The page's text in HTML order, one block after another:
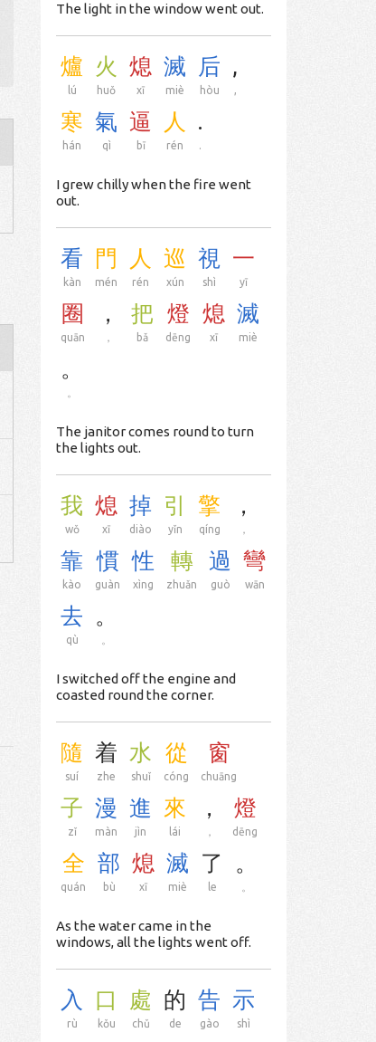
The light in the window went out.
爐
lú
火
huǒ
熄
xī
滅
miè
后
hòu
,
,
寒
hán
氣
qì
逼
bī
人
rén
.
.
I grew chilly when the fire went
out.
看
kàn
門
mén
人
rén
巡
xún
視
shì
一
yī
圈
quān
，
，
把
bǎ
燈
dēng
熄
xī
滅
miè
。
The janitor comes round to turn
the lights out.
我
wǒ
熄
xī
掉
diào
引
yǐn
擎
qíng
，
，
靠
kào
慣
guàn
性
xìng
轉
zhuǎn
過
guò
彎
wān
去
qù
。
I switched off the engine and
coasted round the corner.
隨
suí
着
zhe
水
shuǐ
從
cóng
窗
chuāng
子
zǐ
漫
màn
進
jìn
來
lái
，
，
燈
dēng
全
quán
部
bù
熄
xī
滅
miè
了
le
。
As the water came in the
windows, all the lights went off.
入
rù
口
kǒu
處
chǔ
的
de
告
gào
示
shì